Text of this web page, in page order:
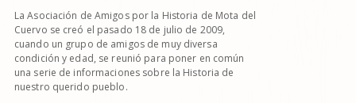
La Asociación de Amigos por la Historia de Mota del
Cuervo se creó el pasado 18 de julio de 2009,
cuando un grupo de amigos de muy diversa
condición y edad, se reunió para poner en común
una serie de informaciones sobre la Historia de
nuestro querido pueblo.